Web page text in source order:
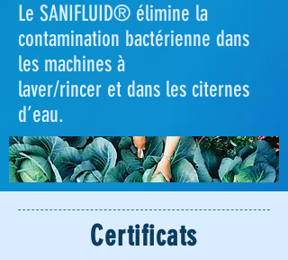
Le SANIFLUID® élimine la
contamination bactérienne dans
les machines à
laver/rincer et dans les citernes
d’eau.
Certificats